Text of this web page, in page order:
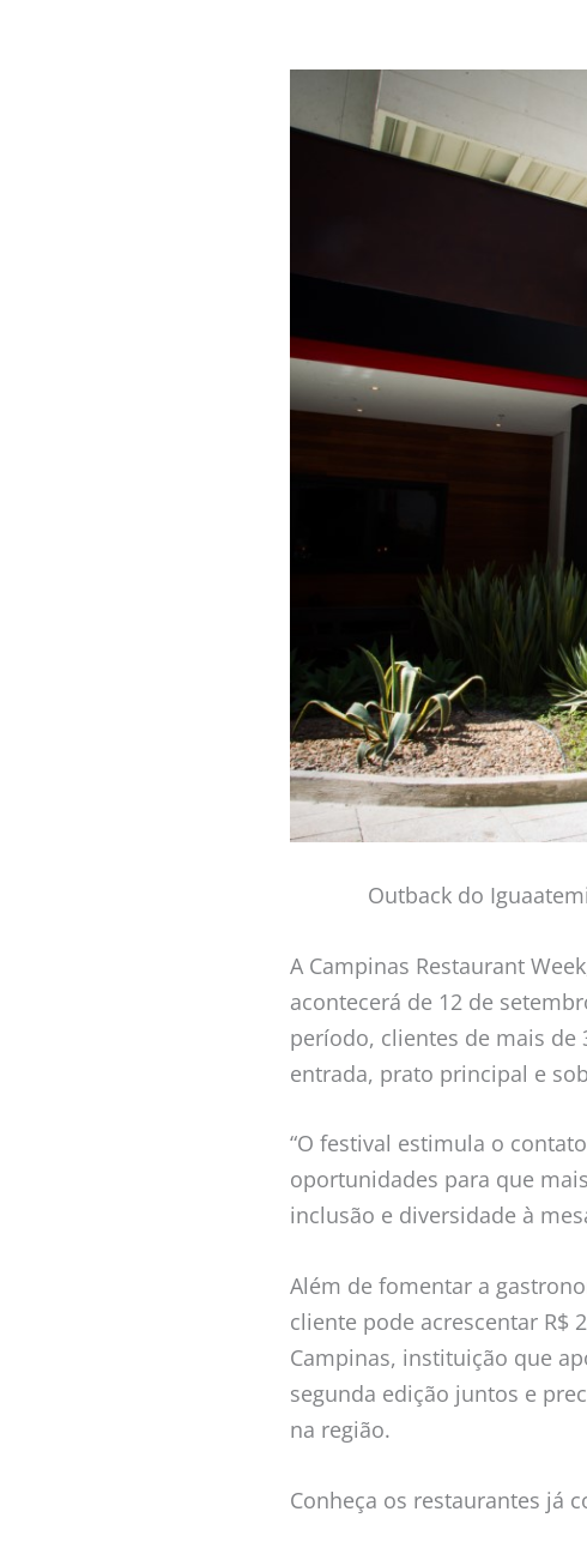
Outback do
A Campinas Restaurant
acontecerá de 12 de
período, clientes de mais
entrada, prato principal e
“O festival estimula o
oportunidades para que
inclusão e diversidade à
Além de fomentar a
cliente pode acrescentar R$
Campinas, instituição que
segunda edição juntos e
na região.
Conheça os restaurantes já